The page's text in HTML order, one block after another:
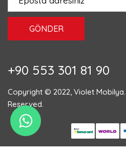
GÖNDER
+90 553 301 81 90
Copyright © 2022, Violet Mobilya.
Reserved.